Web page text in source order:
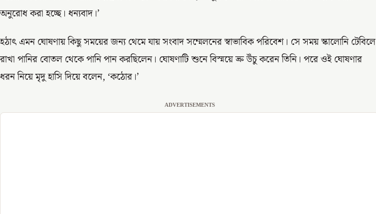
অনুরোধ করা হচ্ছে। ধন্যবাদ।’
হঠাৎ এমন ঘোষণায় কিছু সময়ের জন্য থেমে যায় সংবাদ সম্মেলনের স্বাভাবিক পরিবেশ। সে সময় স্কালোনি টেবিলে
রাখা পানির বোতল থেকে পানি পান করছিলেন। ঘোষণাটি শুনে বিস্ময়ে ভ্রু উঁচু করেন তিনি। পরে ওই ঘোষণার
ধরন নিয়ে মৃদু হাসি দিয়ে বলেন, ‘কঠোর।’
ADVERTISEMENTS